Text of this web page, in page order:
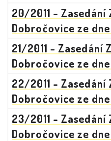
20/2011 - Zasedání
Dobročovice ze dne
21/2011 - Zasedání
Dobročovice ze dne
22/2011 - Zasedání
Dobročovice ze dne
23/2011 - Zasedání
Dobročovice ze dne